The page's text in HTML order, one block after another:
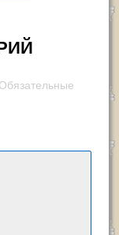
Обязательные